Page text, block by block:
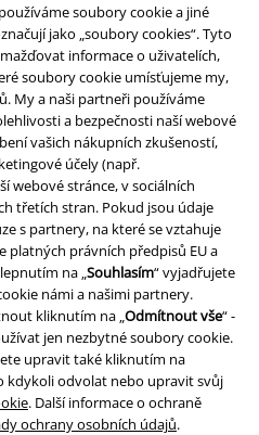
soubory cookie a jiné
jako „soubory cookies“. Tyto
informace o uživatelích,
soubory cookie umísťujeme my,
My a naši partneři používáme
a bezpečnosti naší webové
vašich nákupních zkušeností,
účely (např.
webové stránce, v sociálních
třetích stran. Pokud jsou údaje
s partnery, na které se vztahuje
právních předpisů EU a
na „Souhlasím“ vyjadřujete
námi a našimi partnery.
kliknutím na „Odmítnout vše“ -
jen nezbytné soubory cookie.
upravit také kliknutím na
kdykoli odvolat nebo upravit svůj
. Další informace o ochraně
ochrany osobních údajů.
prostředí